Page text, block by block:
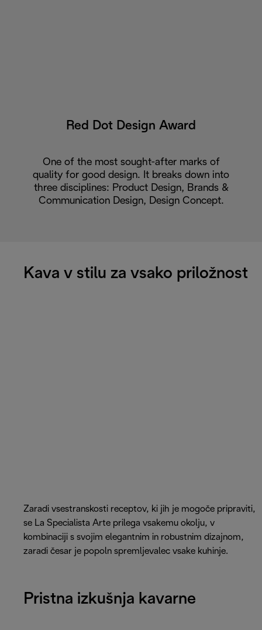
Red Dot Design Award
One of the most sought-after marks of
quality for good design. It breaks down into
three disciplines: Product Design, Brands &
Communication Design, Design Concept.
Kava v stilu za vsako priložnost
Zaradi vsestranskosti receptov, ki jih je mogoče pripraviti,
se La Specialista Arte prilega vsakemu okolju, v
kombinaciji s svojim elegantnim in robustnim dizajnom,
zaradi česar je popoln spremljevalec vsake kuhinje.
Pristna izkušnja kavarne